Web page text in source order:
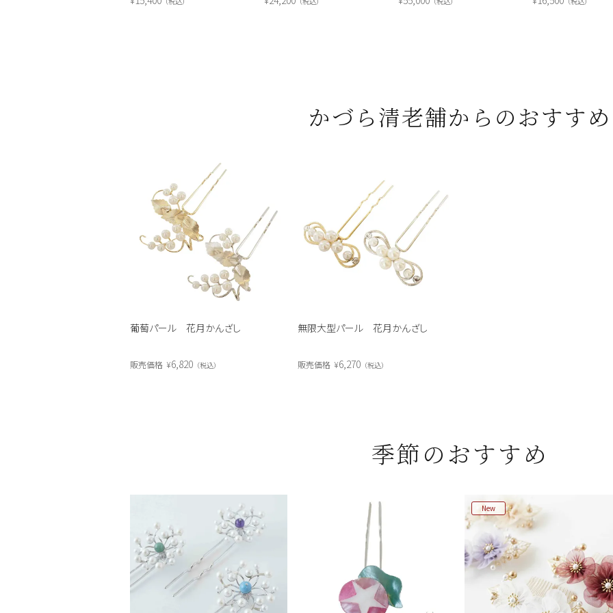
かづら清老舗からのおすすめ
葡萄パール 花月かんざし
販売価格 ¥6,820 税込
無限大型パール 花月かんざし
販売価格 ¥6,270 税込
季節のおすすめ
New